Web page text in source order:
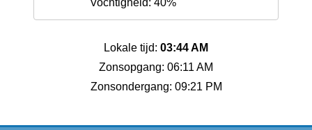
Vochtigheid: 40%
Lokale tijd: 03:44 AM
Zonsopgang: 06:11 AM
Zonsondergang: 09:21 PM